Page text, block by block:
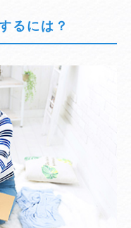
るには？